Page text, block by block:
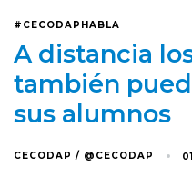
#CECODAPHABLA
A distancia
también
sus alumnos
CECODAP / @CECODAP